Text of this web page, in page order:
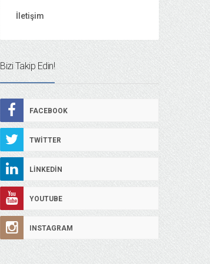
İletişim
Bizi Takip Edin!
FACEBOOK
TWITTER
LINKEDIN
YOUTUBE
INSTAGRAM